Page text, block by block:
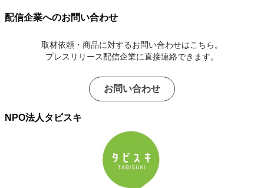
配信企業へのお問い合わせ
取材依頼・商品に対するお問い合わせはこちら。
プレスリリース配信企業に直接連絡できます。
お問い合わせ
NPO法人タビスキ